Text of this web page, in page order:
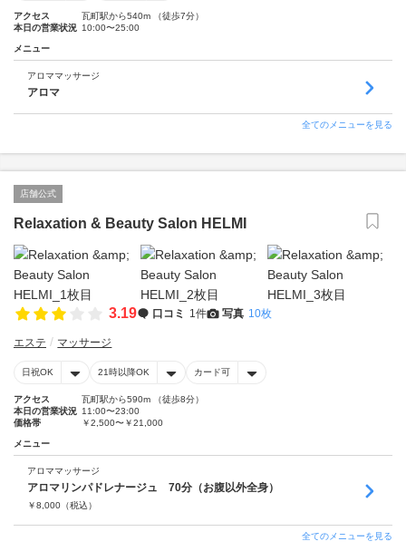
アクセス
瓦町駅から540m （徒歩7分）
本日の営業状況 10:00〜25:00
メニュー
アロママッサージ
アロマ
全てのメニューを見る
店舗公式
Relaxation & Beauty Salon HELMI
3.19 口コミ 1件 写真 10枚
エステ マッサージ
日祝OK 21時以降OK カード可
アクセス
瓦町駅から590m （徒歩8分）
本日の営業状況 11:00〜23:00
価格帯
￥2,500〜￥21,000
メニュー
アロママッサージ
アロマリンパドレナージュ 70分（お腹以外全身）
￥8,000 （税込）
全てのメニューを見る